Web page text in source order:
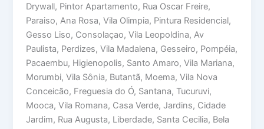
Drywall, Pintor Apartamento, Rua Oscar Freire,
Paraiso, Ana Rosa, Vila Olimpia, Pintura Residencial,
Gesso Liso, Consolaçao, Vila Leopoldina, Av
Paulista, Perdizes, Vila Madalena, Gesseiro, Pompéia,
Pacaembu, Higienopolis, Santo Amaro, Vila Mariana,
Morumbi, Vila Sônia, Butantã, Moema, Vila Nova
Conceicão, Freguesia do Ó, Santana, Tucuruvi,
Mooca, Vila Romana, Casa Verde, Jardins, Cidade
Jardim, Rua Augusta, Liberdade, Santa Cecilia, Bela